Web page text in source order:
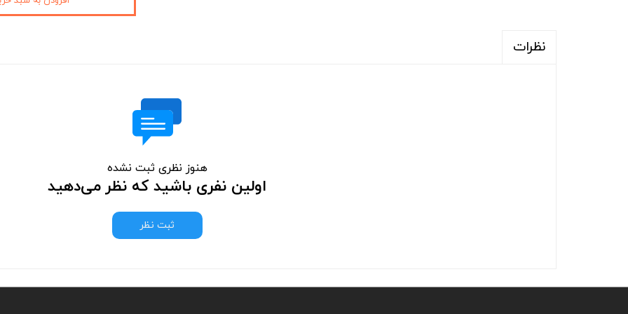
نظرات
هنوز نظری ثبت نشده
اولین نفری باشید که نظر می‌دهید
ثبت نظر